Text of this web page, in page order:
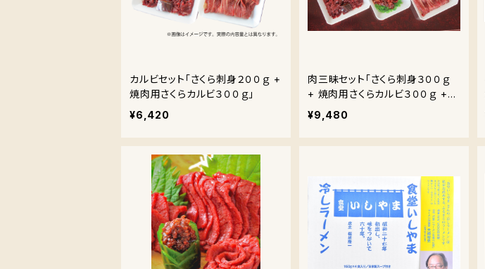
カルビセット「さくら刺身２００ｇ +
焼肉用さくらカルビ３００ｇ」
¥6,420
肉三昧セット「さくら刺身３００ｇ
+ 焼肉用さくらカルビ３００ｇ +
焼肉用味付さくら肉２５０ｇ」
¥9,480